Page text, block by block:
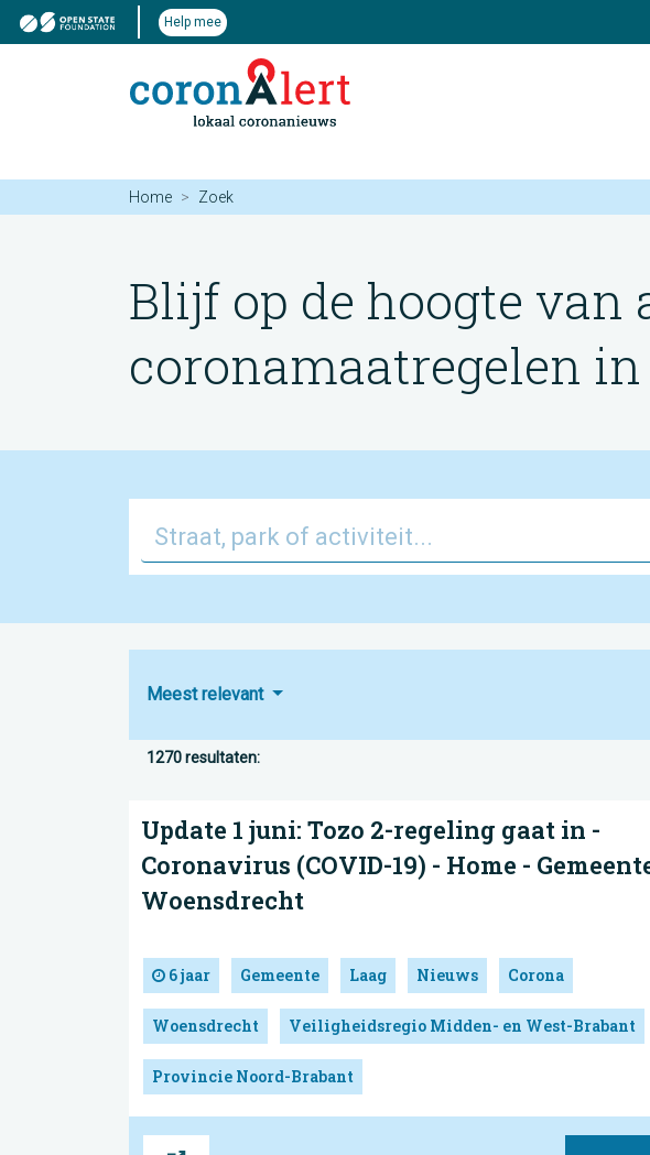
Help mee
Home Zoek
Blijf op de hoogte van
coronamaatregelen
Meest relevant
1270 resultaten:
Update 1 juni: Tozo 2-regeling gaat in -
Coronavirus (COVID-19) - Home -
Woensdrecht
6 jaar Gemeente Laag Nieuws Corona
Woensdrecht Veiligheidsregio Midden- en West-Brabant
Provincie Noord-Brabant